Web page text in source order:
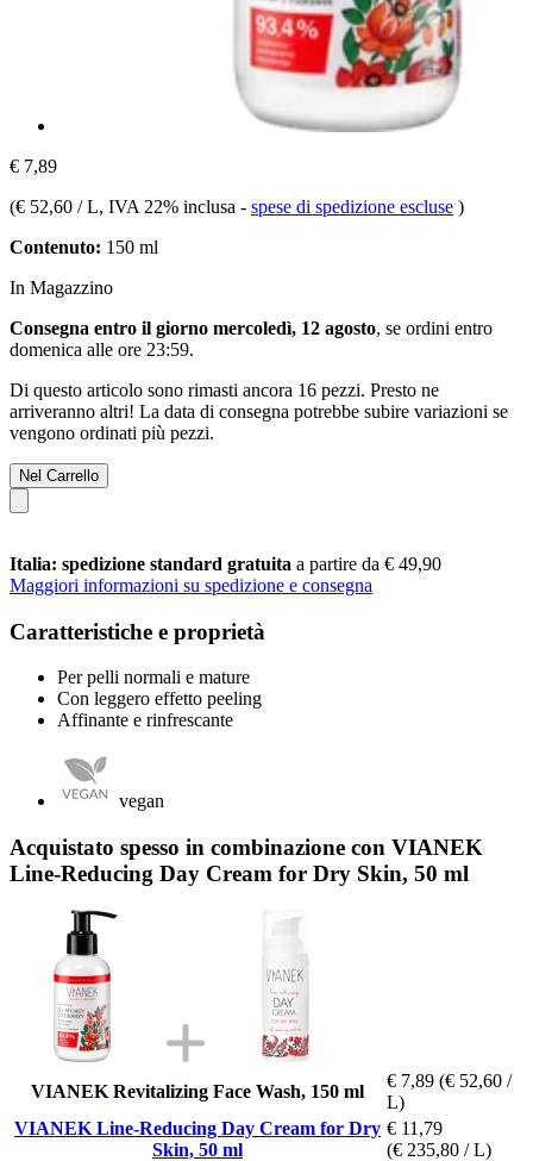
€ 7,89
(€ 52,60 / L, IVA 22% inclusa - spese di spedizione escluse )
Contenuto: 150 ml
In Magazzino
Consegna entro il giorno mercoledì, 12 agosto, se ordini entro
domenica alle ore 23:59.
Di questo articolo sono rimasti ancora 16 pezzi. Presto ne
arriveranno altri! La data di consegna potrebbe subire variazioni se
vengono ordinati più pezzi.
Nel Carrello
Italia: spedizione standard gratuita a partire da € 49,90
Maggiori informazioni su spedizione e consegna
Caratteristiche e proprietà
Per pelli normali e mature
Con leggero effetto peeling
Affinante e rinfrescante
vegan
Acquistato spesso in combinazione con VIANEK
Line-Reducing Day Cream for Dry Skin, 50 ml
VIANEK Revitalizing Face Wash, 150 ml
€ 7,89 (€ 52,60 /
L)
VIANEK Line-Reducing Day Cream for Dry
Skin, 50 ml
€ 11,79
(€ 235,80 / L)